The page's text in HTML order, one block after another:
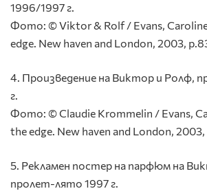
1996/1997 г.
Фото: © Viktor & Rolf / Evans,
edge. New haven and London, 2003,
4. Произведениe на Виктор и Ролф,
г.
Фото: © Claudie Krommelin / Evans,
the edge. New haven and London, 2003,
5. Рекламен постер на парфюм на
пролет-лято 1997 г.